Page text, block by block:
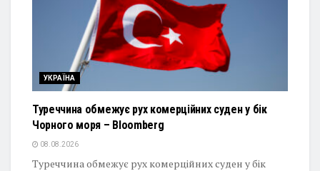
УКРАЇНА
Туреччина обмежує рух комерційних суден у бік
Чорного моря – Bloomberg
08.08.2026
Туреччина обмежує рух комерційних суден у бік